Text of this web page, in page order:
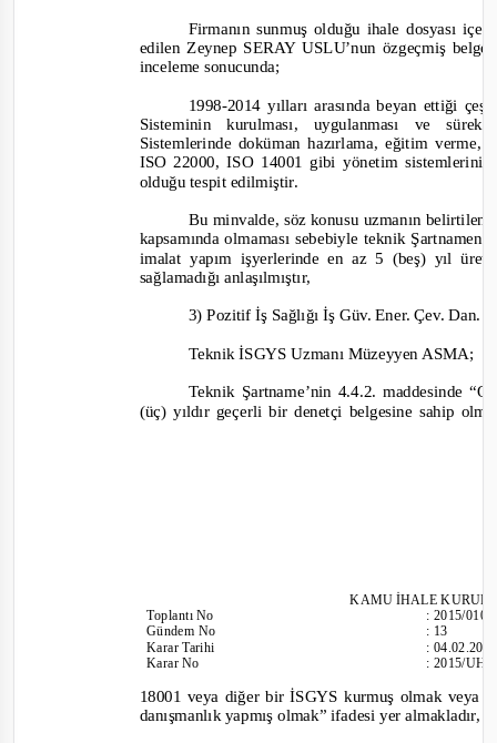
Firmanın sunmuş olduğu ihale dosyası
edilen Zeynep SERAY USLU’nun özgeçmiş
inceleme sonucunda;
1998-2014 yılları arasında beyan ettiği
Sisteminin kurulması, uygulanması ve
Sistemlerinde doküman hazırlama, eğitim
ISO 22000, ISO 14001 gibi yönetim
olduğu tespit edilmiştir.
Bu minvalde, söz konusu uzmanın
kapsamında olmaması sebebiyle teknik
imalat yapım işyerlerinde en az 5 (beş) yıl
sağlamadığı anlaşılmıştır,
3) Pozitif İş Sağlığı İş Güv. Ener. Çev.
Teknik İSGYS Uzmanı Müzeyyen ASMA;
Teknik Şartname’nin 4.4.2. maddesinde
(üç) yıldır geçerli bir denetçi belgesine sahip
KAMU İHALE
ToplantıNo
Gündem No
Karar Tarihi
Karar No
:2015/010
: 13
:
:2015/
18001 veya diğer bir İSGYS kurmuş olmak veya
danışmanlık yapmış olmak” ifadesi yer almakladır,